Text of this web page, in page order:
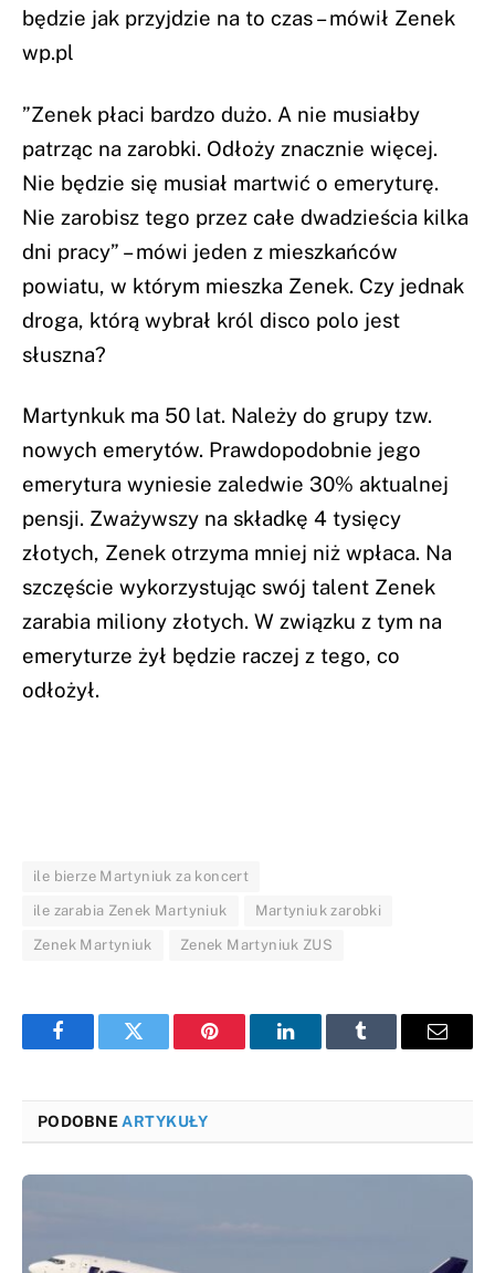
będzie jak przyjdzie na to czas – mówił Zenek
wp.pl
”Zenek płaci bardzo dużo. A nie musiałby
patrząc na zarobki. Odłoży znacznie więcej.
Nie będzie się musiał martwić o emeryturę.
Nie zarobisz tego przez całe dwadzieścia kilka
dni pracy” – mówi jeden z mieszkańców
powiatu, w którym mieszka Zenek. Czy jednak
droga, którą wybrał król disco polo jest
słuszna?
Martynkuk ma 50 lat. Należy do grupy tzw.
nowych emerytów. Prawdopodobnie jego
emerytura wyniesie zaledwie 30% aktualnej
pensji. Zważywszy na składkę 4 tysięcy
złotych, Zenek otrzyma mniej niż wpłaca. Na
szczęście wykorzystując swój talent Zenek
zarabia miliony złotych. W związku z tym na
emeryturze żył będzie raczej z tego, co
odłożył.
ile bierze Martyniuk za koncert
ile zarabia Zenek Martyniuk Martyniuk zarobki
Zenek Martyniuk Zenek Martyniuk ZUS
FacebookTwitter Pinterest LinkedInTumblr Email
PODOBNE ARTYKUŁY